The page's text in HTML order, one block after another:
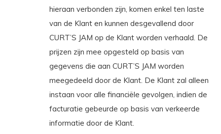
hieraan verbonden zijn, komen enkel ten laste
van de Klant en kunnen desgevallend door
CURT’S JAM op de Klant worden verhaald. De
prijzen zijn mee opgesteld op basis van
gegevens die aan CURT’S JAM worden
meegedeeld door de Klant. De Klant zal alleen
instaan voor alle financiële gevolgen, indien de
facturatie gebeurde op basis van verkeerde
informatie door de Klant.